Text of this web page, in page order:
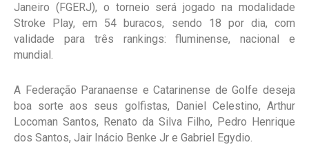
Janeiro (FGERJ), o torneio será jogado na modalidade
Stroke Play, em 54 buracos, sendo 18 por dia, com
validade para três rankings: fluminense, nacional e
mundial.
A Federação Paranaense e Catarinense de Golfe deseja
boa sorte aos seus golfistas, Daniel Celestino, Arthur
Locoman Santos, Renato da Silva Filho, Pedro Henrique
dos Santos, Jair Inácio Benke Jr e Gabriel Egydio.